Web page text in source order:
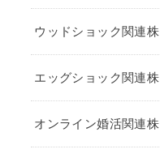
ウッドショック関連株
エッグショック関連株
オンライン婚活関連株